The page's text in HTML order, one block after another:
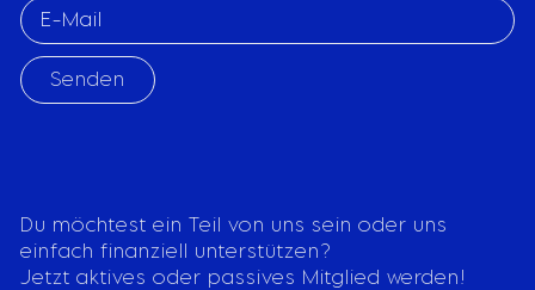
Senden
Du möchtest ein Teil von uns sein oder uns
einfach finanziell unterstützen?
Jetzt aktives oder passives Mitglied werden!